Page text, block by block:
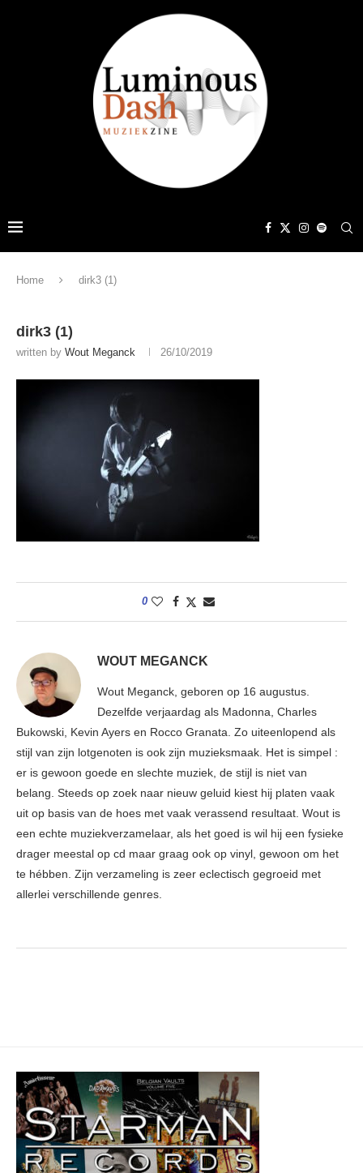
Home dirk3 (1)
dirk3 (1)
written by Wout Meganck 26/10/2019
0
WOUT MEGANCK
Wout Meganck, geboren op 16 augustus.
Dezelfde verjaardag als Madonna, Charles
Bukowski, Kevin Ayers en Rocco Granata. Zo uiteenlopend als
stijl van zijn lotgenoten is ook zijn muzieksmaak. Het is simpel :
er is gewoon goede en slechte muziek, de stijl is niet van
belang. Steeds op zoek naar nieuw geluid kiest hij platen vaak
uit op basis van de hoes met vaak verassend resultaat. Wout is
een echte muziekverzamelaar, als het goed is wil hij een fysieke
drager meestal op cd maar graag ook op vinyl, gewoon om het
te hébben. Zijn verzameling is zeer eclectisch gegroeid met
allerlei verschillende genres.